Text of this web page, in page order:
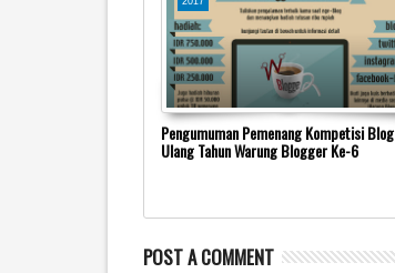
Pengumuman Pemenang Kompetisi Blog
Ulang Tahun Warung Blogger Ke-6
POST A COMMENT